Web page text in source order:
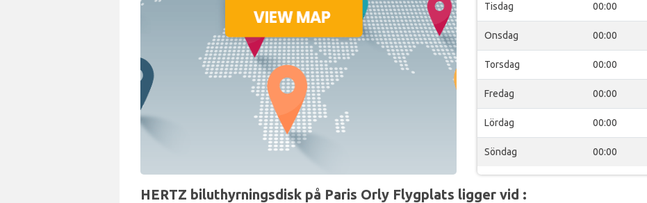
Tisdag 00:00
Onsdag 00:00
Torsdag 00:00
Fredag 00:00
Lördag 00:00
Söndag 00:00
HERTZ biluthyrningsdisk på Paris Orly Flygplats ligger vid :